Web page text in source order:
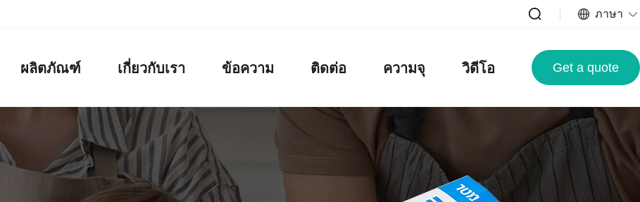
ภาษา
Get a quote
ผลิตภัณฑ์ เกี่ยวกับเรา ข้อความ ติดต่อ ความจุ วิดีโอ